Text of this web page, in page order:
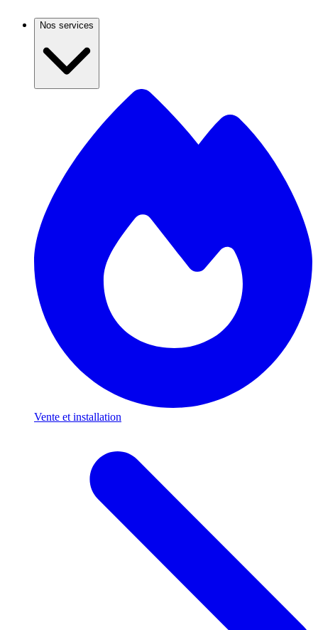
Nos services
Vente et installation